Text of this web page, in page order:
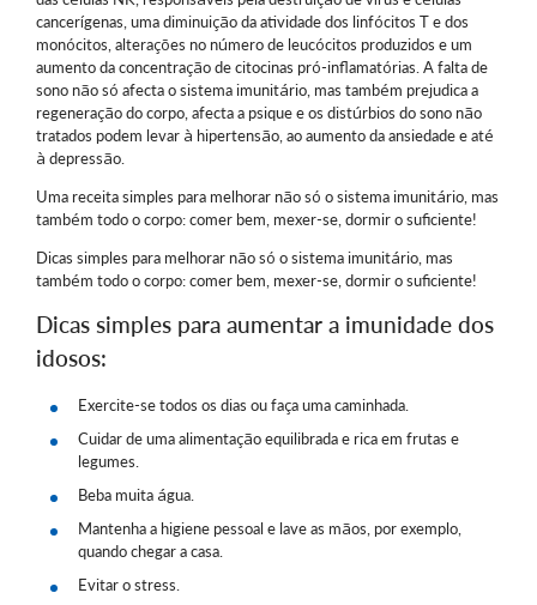
cancerígenas, uma diminuição da atividade dos linfócitos T e dos
monócitos, alterações no número de leucócitos produzidos e um
aumento da concentração de citocinas pró-inflamatórias. A falta de
sono não só afecta o sistema imunitário, mas também prejudica a
regeneração do corpo, afecta a psique e os distúrbios do sono não
tratados podem levar à hipertensão, ao aumento da ansiedade e até
à depressão.
Uma receita simples para melhorar não só o sistema imunitário, mas
também todo o corpo: comer bem, mexer-se, dormir o suficiente!
Dicas simples para melhorar não só o sistema imunitário, mas
também todo o corpo: comer bem, mexer-se, dormir o suficiente!
Dicas simples para aumentar a imunidade dos
idosos:
Exercite-se todos os dias ou faça uma caminhada.
Cuidar de uma alimentação equilibrada e rica em frutas e
legumes.
Beba muita água.
Mantenha a higiene pessoal e lave as mãos, por exemplo,
quando chegar a casa.
Evitar o stress.